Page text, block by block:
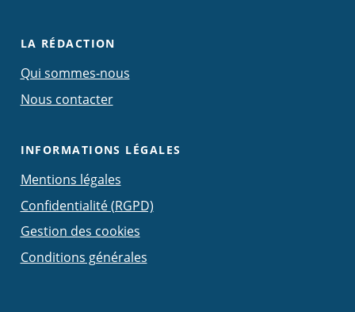
LA RÉDACTION
Qui sommes-nous
Nous contacter
INFORMATIONS LÉGALES
Mentions légales
Confidentialité (RGPD)
Gestion des cookies
Conditions générales